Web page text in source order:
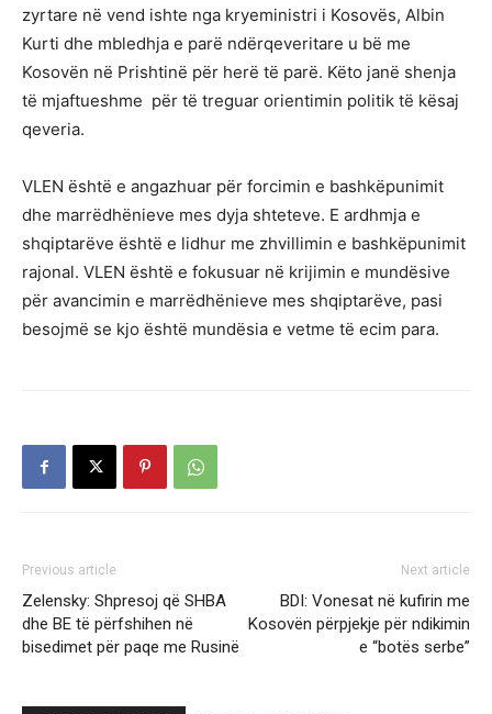
zyrtare në vend ishte nga kryeministri i Kosovës, Albin
Kurti dhe mbledhja e parë ndërqeveritare u bë me
Kosovën në Prishtinë për herë të parë. Këto janë shenja
të mjaftueshme për të treguar orientimin politik të kësaj
qeveria.
VLEN është e angazhuar për forcimin e bashkëpunimit
dhe marrëdhënieve mes dyja shteteve. E ardhmja e
shqiptarëve është e lidhur me zhvillimin e bashkëpunimit
rajonal. VLEN është e fokusuar në krijimin e mundësive
për avancimin e marrëdhënieve mes shqiptarëve, pasi
besojmë se kjo është mundësia e vetme të ecim para.
Previous article
Zelensky: Shpresoj që SHBA
dhe BE të përfshihen në
bisedimet për paqe me Rusinë
Next article
BDI: Vonesat në kufirin me
Kosovën përpjekje për ndikimin
e “botës serbe”